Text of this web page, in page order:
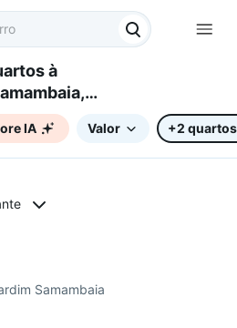
à
IA Valor +2 quartos
Samambaia